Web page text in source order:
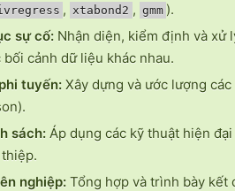
, xtabond2 , gmm ).
sự cố: Nhận diện, kiểm định và xử
cảnh dữ liệu khác nhau.
tuyến: Xây dựng và ước lượng
sách: Áp dụng các kỹ thuật hiện
nghiệp: Tổng hợp và trình bày kết